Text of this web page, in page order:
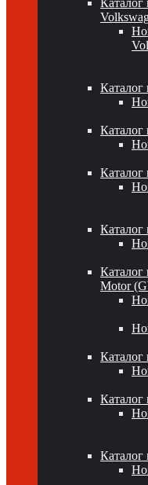
Каталог
Каталог
Каталог
Каталог
Motor
Каталог
Каталог